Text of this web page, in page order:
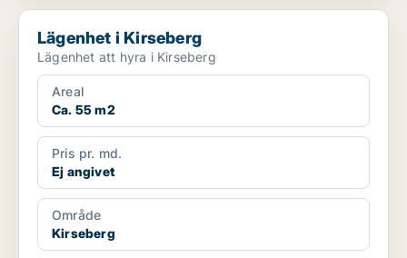
Lägenhet i Kirseberg
Lägenhet i Kirseberg
Lägenhet att hyra i Kirseberg
Areal
Ca. 55 m2
Pris pr. md.
Ej angivet
Område
Kirseberg